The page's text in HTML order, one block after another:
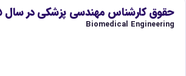
حقوق کارشناس مهندسی پزشکی در سال ۱۴۰۵
Biomedical Engineering